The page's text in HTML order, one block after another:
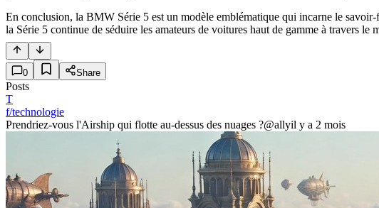
En conclusion, la BMW Série 5 est un modèle emblématique qui incarne le
la Série 5 continue de séduire les amateurs de voitures haut de gamme à travers le
0 Share
Posts
T
f/technologie
Prendriez-vous l'Airship qui flotte au-dessus des nuages ?@allyil y a 2 mois